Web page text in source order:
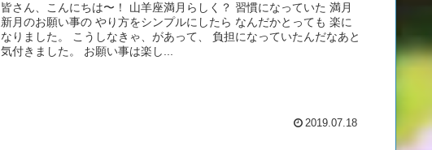
皆さん、こんにちは〜！ 山羊座満月らしく？ 習慣になっていた 満月
新月のお願い事の やり方をシンプルにしたら なんだかとっても 楽に
なりました。 こうしなきゃ、があって、 負担になっていたんだなあと
気付きました。 お願い事は楽し...
2019.07.18